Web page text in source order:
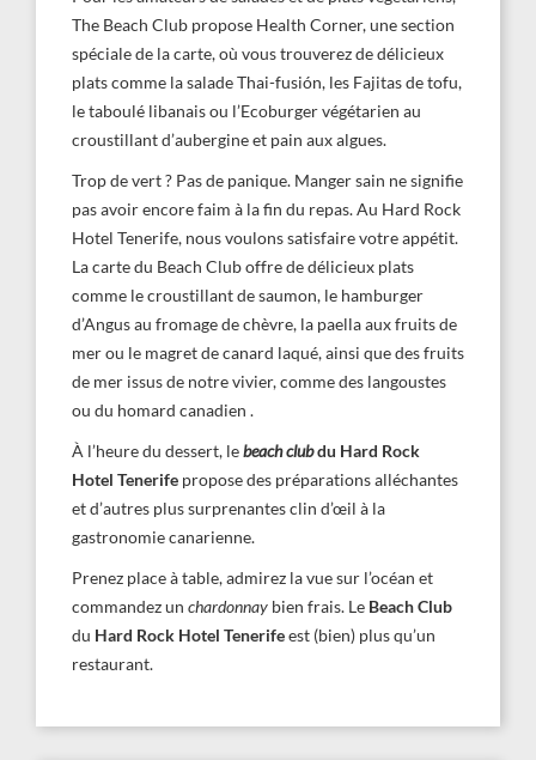
The Beach Club propose Health Corner, une section
spéciale de la carte, où vous trouverez de délicieux
plats comme la salade Thai-fusión, les Fajitas de tofu,
le taboulé libanais ou l’Ecoburger végétarien au
croustillant d’aubergine et pain aux algues.
Trop de vert ? Pas de panique. Manger sain ne signifie
pas avoir encore faim à la fin du repas. Au Hard Rock
Hotel Tenerife, nous voulons satisfaire votre appétit.
La carte du Beach Club offre de délicieux plats
comme le croustillant de saumon, le hamburger
d’Angus au fromage de chèvre, la paella aux fruits de
mer ou le magret de canard laqué, ainsi que des fruits
de mer issus de notre vivier, comme des langoustes
ou du homard canadien .
À l’heure du dessert, lebeach clubdu Hard Rock
Hotel Tenerife propose des préparations alléchantes
et d’autres plus surprenantes clin d’œil à la
gastronomie canarienne.
Prenez place à table, admirez la vue sur l’océan et
commandez un chardonnay bien frais. Le Beach Club
du Hard Rock Hotel Tenerifeest (bien) plus qu’un
restaurant.